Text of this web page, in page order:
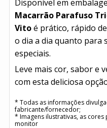
Disponível em
Macarrão Parafuso
Vitoé prático, rápido
o dia a dia quanto para
especiais.
Leve mais cor, sabor e
com esta deliciosa
* Todas as informações
fabricante/fornecedor;
* Imagens ilustrativas, as
monitor